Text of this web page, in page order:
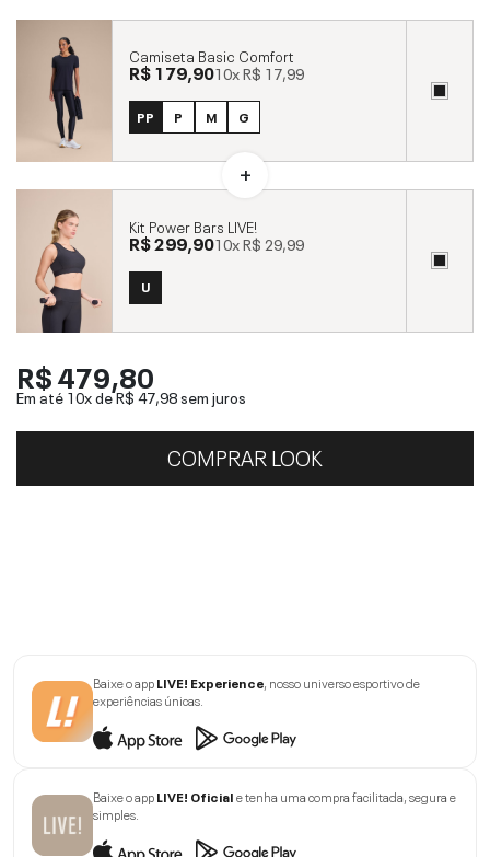
Camiseta Basic Comfort
R$ 179,9010xR$ 17,99
PP P M G
Kit Power Bars LIVE!
R$ 299,9010xR$ 29,99
U
R$ 479,80
Em até 10x deR$ 47,98sem juros
COMPRAR LOOK
Baixe o appLIVE! Experience , nosso universo esportivo de
experiências únicas.
Baixe o appLIVE! Oficiale tenha uma compra facilitada, segura e
simples.